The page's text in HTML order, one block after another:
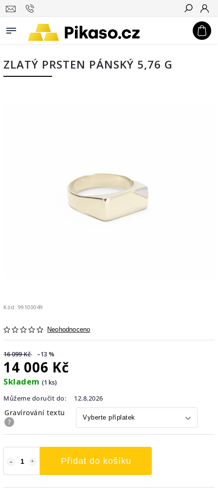
Hledat
ZLATÝ PRSTEN PÁNSKÝ 5,76 G
Kód: 99100049
Neohodnoceno
16 099 Kč –13 %
14 006 Kč
Skladem (1 ks)
Můžeme doručit do:
12.8.2026
Gravírování textu
?
Přidat do košíku